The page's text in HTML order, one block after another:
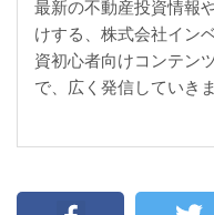
最新の不動産投資情報
けする、株式会社イン
資初心者向けコンテン
で、広く発信していきま